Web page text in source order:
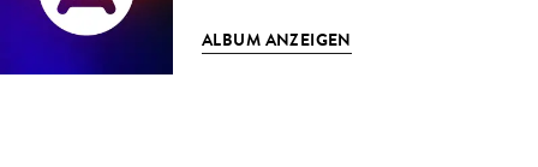
ALBUM ANZEIGEN